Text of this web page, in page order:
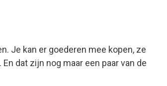
Je kan er goederen mee kopen, ze
dat zijn nog maar een paar van de